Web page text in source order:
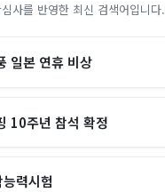
사를 반영한 최신 검색어입니다.
일본 연휴 비상
10주년 참석 확정
력시험